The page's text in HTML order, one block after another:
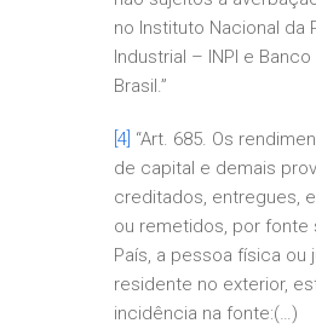
no Instituto Nacional da
Industrial – INPI e
Brasil.”
[4] “Art. 685. Os
de capital e demais
creditados, entregues,
ou remetidos, por fonte
País, a pessoa física ou
residente no exterior,
incidência na fonte:(…)